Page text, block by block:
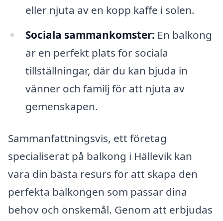
eller njuta av en kopp kaffe i solen.
Sociala sammankomster: En balkong
är en perfekt plats för sociala
tillställningar, där du kan bjuda in
vänner och familj för att njuta av
gemenskapen.
Sammanfattningsvis, ett företag
specialiserat på balkong i Hällevik kan
vara din bästa resurs för att skapa den
perfekta balkongen som passar dina
behov och önskemål. Genom att erbjudas